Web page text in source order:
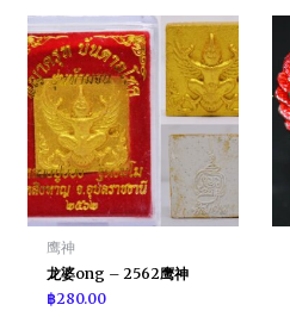
鹰神
龙婆ong – 2562鹰神
฿280.00